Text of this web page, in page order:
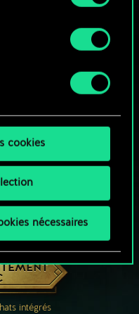
ci-
cookies
nécessaires
DE GWENT ?
intégrés